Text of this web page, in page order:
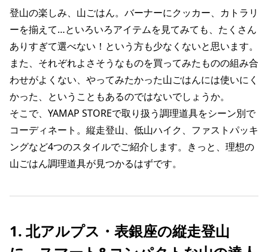
登山の楽しみ、山ごはん。バーナーにクッカー、カトラリ
ーを揃えて…といろいろアイテムを見てみても、たくさん
ありすぎて選べない！という方も少なくないと思います。
また、それぞれよさそうなものを買ってみたものの組み合
わせがよくない、やってみたかった山ごはんには使いにく
かった、ということもあるのではないでしょうか。
そこで、YAMAP STOREで取り扱う調理道具をシーン別で
コーディネート。縦走登山、低山ハイク、ファストパッキ
ングなど4つのスタイルでご紹介します。きっと、理想の
山ごはん調理道具が見つかるはずです。
1. 北アルプス・表銀座の縦走登山